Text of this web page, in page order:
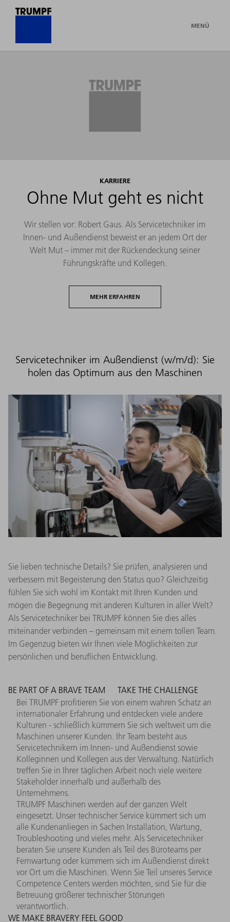
MENÜ
KARRIERE
Ohne Mut geht es nicht
Wir stellen vor: Robert Gaus. Als Servicetechniker im
Innen- und Außendienst beweist er an jedem Ort der
Welt Mut – immer mit der Rückendeckung seiner
Führungskräfte und Kollegen.
MEHR ERFAHREN
Servicetechniker im Außendienst (w/m/d): Sie
holen das Optimum aus den Maschinen
Sie lieben technische Details? Sie prüfen, analysieren und
verbessern mit Begeisterung den Status quo? Gleichzeitig
fühlen Sie sich wohl im Kontakt mit Ihren Kunden und
mögen die Begegnung mit anderen Kulturen in aller Welt?
Als Servicetechniker bei TRUMPF können Sie dies alles
miteinander verbinden – gemeinsam mit einem tollen Team.
Im Gegenzug bieten wir Ihnen viele Möglichkeiten zur
persönlichen und beruflichen Entwicklung.
BE PART OF A BRAVE TEAM
Bei TRUMPF profitieren Sie von einem wahren Schatz an
internationaler Erfahrung und entdecken viele andere
Kulturen - schließlich kümmern Sie sich weltweit um die
Maschinen unserer Kunden. Ihr Team besteht aus
Servicetechnikern im Innen- und Außendienst sowie
Kolleginnen und Kollegen aus der Verwaltung. Natürlich
treffen Sie in Ihrer täglichen Arbeit noch viele weitere
Stakeholder innerhalb und außerhalb des
Unternehmens.
TAKE THE CHALLENGE
TRUMPF Maschinen werden auf der ganzen Welt
eingesetzt. Unser technischer Service kümmert sich um
alle Kundenanliegen in Sachen Installation, Wartung,
Troubleshooting und vieles mehr. Als Servicetechniker
beraten Sie unsere Kunden als Teil des Büroteams per
Fernwartung oder kümmern sich im Außendienst direkt
vor Ort um die Maschinen. Wenn Sie Teil unseres Service
Competence Centers werden möchten, sind Sie für die
Betreuung größerer technischer Störungen
verantwortlich.
WE MAKE BRAVERY FEEL GOOD